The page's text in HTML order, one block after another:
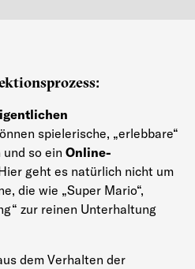
spielerische, „erlebbare“
so ein Online-
geht es natürlich nicht um
die wie „Super Mario“,
zur reinen Unterhaltung
dem Verhalten der